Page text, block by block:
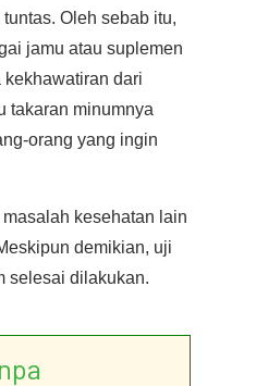
Oleh sebab itu,
jamu atau suplemen
kekhawatiran dari
takaran minumnya
orang yang ingin
kesehatan lain
demikian, uji
selesai dilakukan.